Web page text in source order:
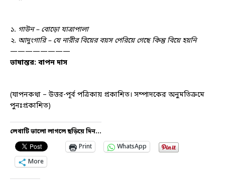
১. গাউন – বোড়ো যাত্রাপালা
২. আদুংগারি – যে নারীর বিয়ের বয়স পেরিয়ে গেছে কিন্তু বিয়ে হয়নি
————————
ভাষান্তর: বাপন দাস
(যাপনকথা – উত্তর-পূর্ব পত্রিকায় প্রকাশিত। সম্পাদকের অনুমতিক্রমে
পুনঃপ্রকাশিত)
লেখাটি ভালো লাগলে ছড়িয়ে দিন...
Print
WhatsApp
More